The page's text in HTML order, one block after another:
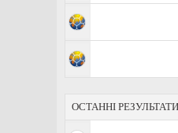
ОСТАННІ РЕЗУЛЬТАТИ